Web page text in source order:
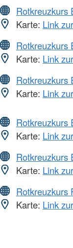
Rotkreuzkurs
Karte: Link
Rotkreuzkurs
Karte: Link
Rotkreuzkurs
Karte: Link
Rotkreuzkurs
Karte: Link
Rotkreuzkurs
Karte: Link
Rotkreuzkurs
Karte: Link